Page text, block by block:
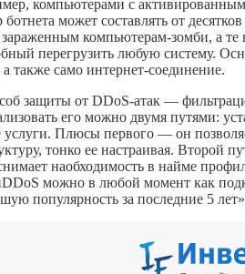
компьютерами с
ботнета может составлять от
компьютерам-зомби, а
перегрузить любую систему.
также само интернет-соединение.
защиты от DDoS-атак —
его можно двумя путями:
Плюсы первого — он
тонко ее настраивая. Второй
наобходимость в найме
можно в любой момент как
популярность за последние 5